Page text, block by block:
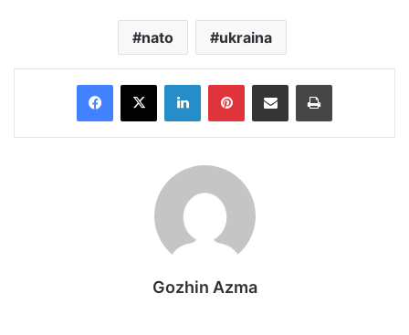
nato ukraina
Facebook
X LinkedInPinterestShare via Email Print
Gozhin Azma